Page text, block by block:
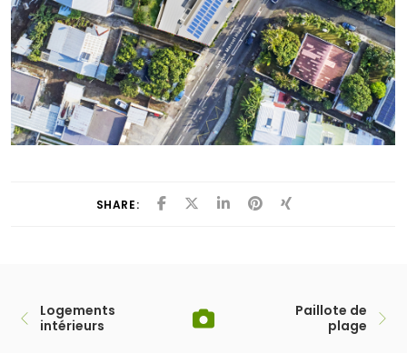
SHARE:
Logements
intérieurs
Paillote de
plage